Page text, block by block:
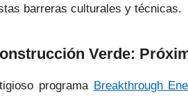
barreras culturales y técnicas.
Verde:
programa Breakthrough